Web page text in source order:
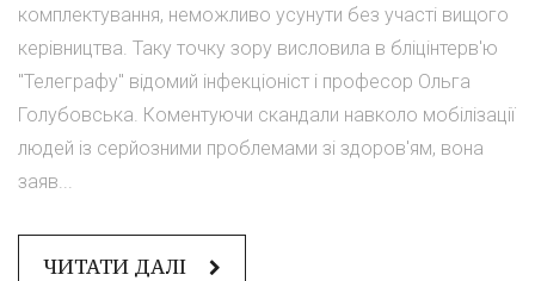
комплектування, неможливо усунути без участі вищого
керівництва. Таку точку зору висловила в бліцінтерв'ю
"Телеграфу" відомий інфекціоніст і професор Ольга
Голубовська. Коментуючи скандали навколо мобілізації
людей із серйозними проблемами зі здоров'ям, вона
заяв...
ЧИТАТИ ДАЛІ